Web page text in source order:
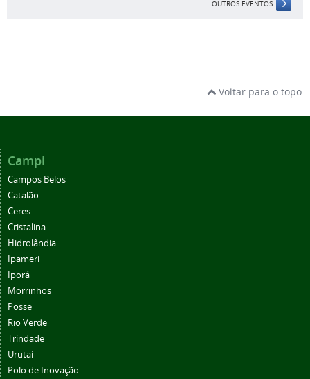
OUTROS EVENTOS
Voltar para o topo
Campi
Campos Belos
Catalão
Ceres
Cristalina
Hidrolândia
Ipameri
Iporá
Morrinhos
Posse
Rio Verde
Trindade
Urutaí
Polo de Inovação